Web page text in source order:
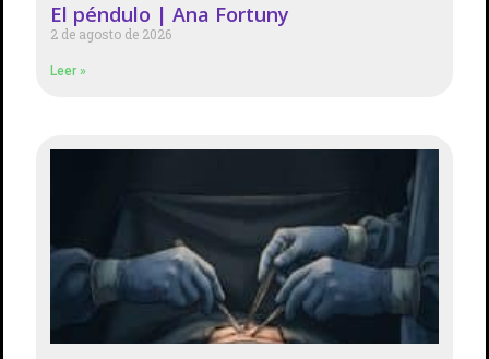
El péndulo | Ana Fortuny
2 de agosto de 2026
Leer »